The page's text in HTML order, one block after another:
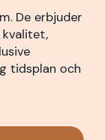
De erbjuder
kvalitet,
tidsplan och